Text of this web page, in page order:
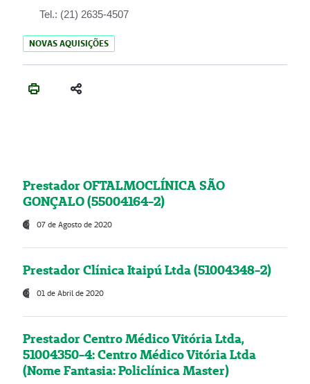
Tel.: (21) 2635-4507
NOVAS AQUISIÇÕES
Prestador OFTALMOCLÍNICA SÃO
GONÇALO (55004164-2)
07 de Agosto de 2020
Prestador Clínica Itaipú Ltda (51004348-2)
01 de Abril de 2020
Prestador Centro Médico Vitória Ltda,
51004350-4: Centro Médico Vitória Ltda
(Nome Fantasia: Policlínica Master)